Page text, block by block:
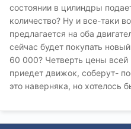
состоянии в цилиндры
количество? Ну и все-таки
предлагается на оба
сейчас будет покупать
60 000? Четверть цены
приедет движок, соберут-
это наверняка, но хотелось